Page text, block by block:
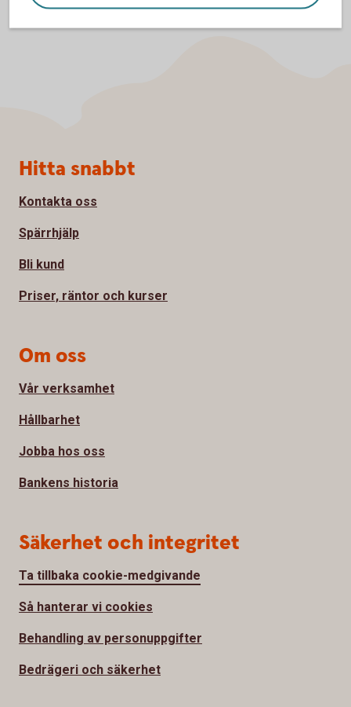
Sidfot
Hitta snabbt
Kontakta oss
Spärrhjälp
Bli kund
Priser, räntor och kurser
Om oss
Vår verksamhet
Hållbarhet
Jobba hos oss
Bankens historia
Säkerhet och integritet
Ta tillbaka cookie-medgivande
Så hanterar vi cookies
Behandling av personuppgifter
Bedrägeri och säkerhet